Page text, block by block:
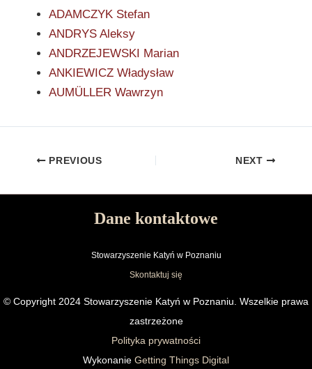
ADAMCZYK Stefan
ANDRYS Aleksy
ANDRZEJEWSKI Marian
ANKIEWICZ Władysław
AUMÜLLER Wawrzyn
PREVIOUS NEXT
Dane kontaktowe
Stowarzyszenie Katyń w Poznaniu
Skontaktuj się
© Copyright 2024 Stowarzyszenie Katyń w Poznaniu. Wszelkie prawa
zastrzeżone
Polityka prywatności
Wykonanie Getting Things Digital